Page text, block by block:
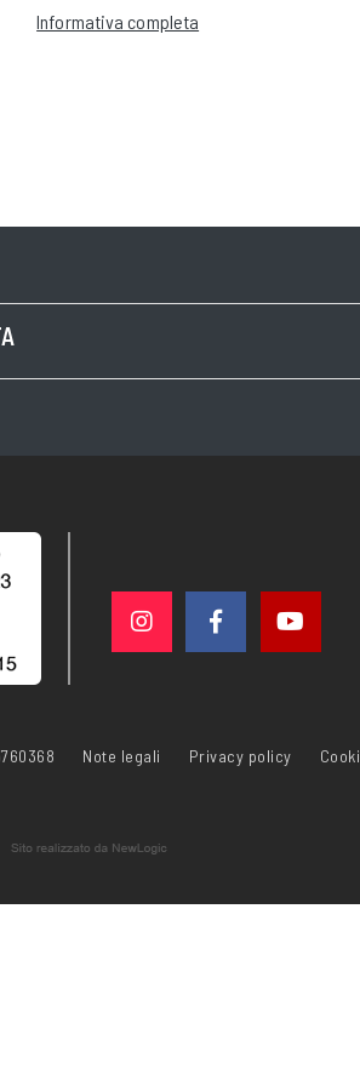
Informativa completa
Note legali Privacy policy